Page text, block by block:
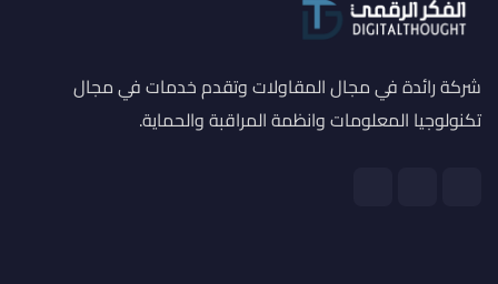
شركة رائدة في مجال المقاولات وتقدم خدمات في مجال
تكنولوجيا المعلومات وانظمة المراقبة والحماية.